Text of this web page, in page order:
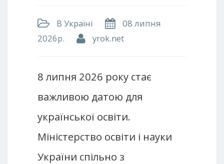
В Україні
08 липня
2026р.
yrok.net
8 липня 2026 року стає
важливою датою для
української освіти.
Міністерство освіти і науки
України спільно з